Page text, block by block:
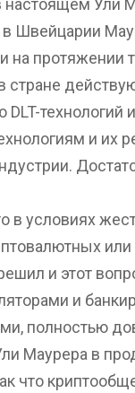
Ули
Швейцарии
на протяжении
технологий
и их
в условиях
или
и этот
и
полностью
Маурера в
что